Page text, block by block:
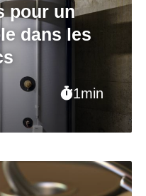
1min
pour un
dans les